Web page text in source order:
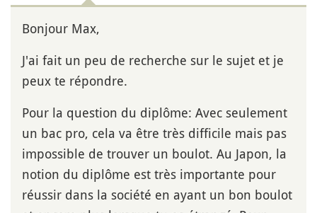
Bonjour Max,
J'ai fait un peu de recherche sur le sujet et je
peux te répondre.
Pour la question du diplôme: Avec seulement
un bac pro, cela va être très difficile mais pas
impossible de trouver un boulot. Au Japon, la
notion du diplôme est très importante pour
réussir dans la société en ayant un bon boulot